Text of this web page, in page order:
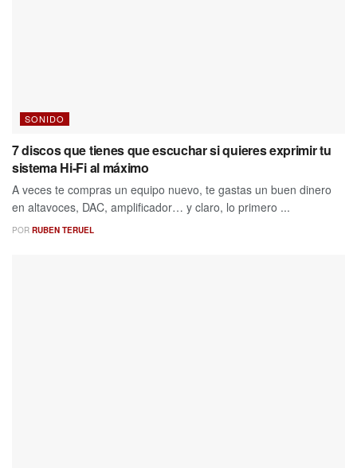
SONIDO
7 discos que tienes que escuchar si quieres exprimir tu
sistema Hi-Fi al máximo
A veces te compras un equipo nuevo, te gastas un buen dinero
en altavoces, DAC, amplificador… y claro, lo primero ...
POR RUBEN TERUEL